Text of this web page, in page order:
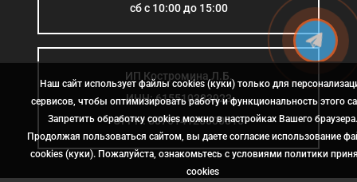
сб с 10:00 до 15:00
ИП Костромина Л.Б.
ИНН: 615510383923
ОГРН: 307614126000015
Наш сайт использует файлы cookies (куки) только для
сервисов, чтобы оптимизировать работу и функциональность этого
Запретить обработку cookies можно в настройках Вашего браузера.
Продолжая пользоваться сайтом, вы даете согласие использование
cookies (куки). Пожалуйста, ознакомьтесь с условиями политики
сookies